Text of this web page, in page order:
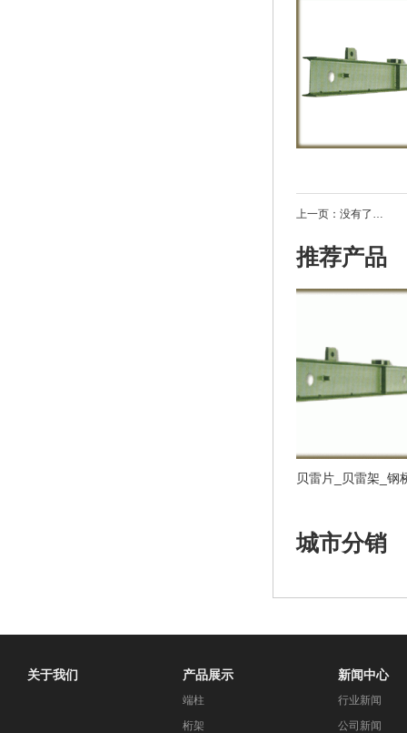
上一页：没有了…
推荐产品
城市分销
关于我们 产品展示
端柱
桁架
新闻中心
行业新闻
公司新闻